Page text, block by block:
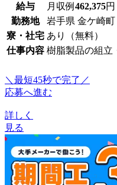
給与 月収例 462,375円
勤務地
岩手県 金ケ崎町
寮・社宅 あり（無料）
仕事内容 樹脂製品の組立
＼最短45秒で完了／
応募へ進む
詳しく
見る